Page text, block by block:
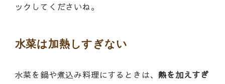
ックしてくださいね。
水菜は加熱しすぎない
水菜を鍋や煮込み料理にするときは、熱を加えすぎ